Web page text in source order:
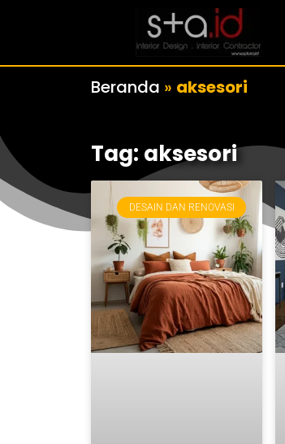
Beranda » aksesori
Tag: aksesori
DESAIN DAN RENOVASI